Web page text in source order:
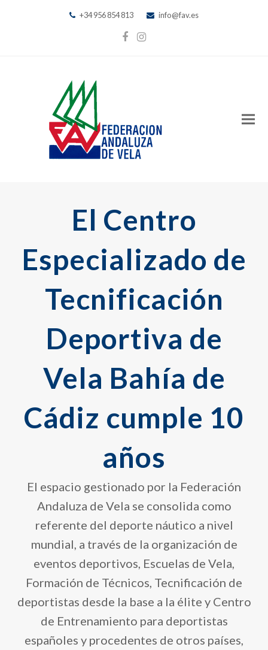
+34 956 854 813 info@fav.es
Facebook
Instagram
El Centro
Especializado de
Tecnificación
Deportiva de
Vela Bahía de
Cádiz cumple 10
años
El espacio gestionado por la Federación
Andaluza de Vela se consolida como
referente del deporte náutico a nivel
mundial, a través de la organización de
eventos deportivos, Escuelas de Vela,
Formación de Técnicos, Tecnificación de
deportistas desde la base a la élite y Centro
de Entrenamiento para deportistas
españoles y procedentes de otros países,